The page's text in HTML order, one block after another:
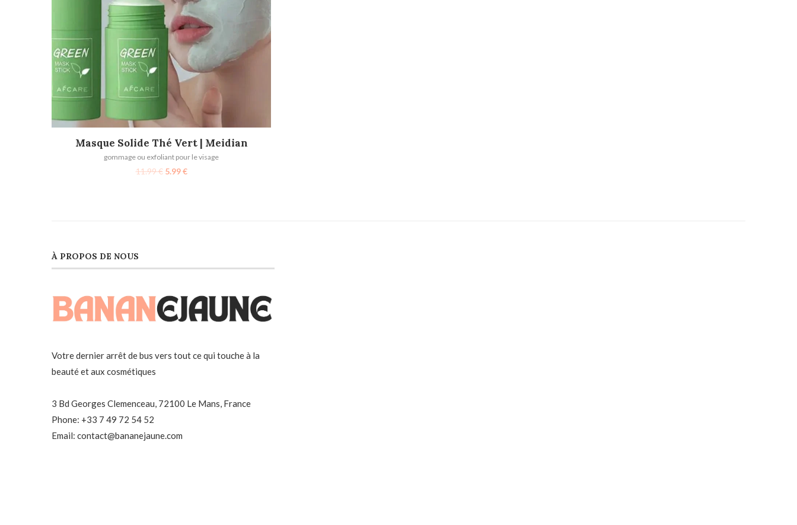
AJOUTER AU PANIER
Masque Solide Thé Vert | Meidian
gommage ou exfoliant pour le visage
11.99€ 5.99€
À PROPOS DE NOUS
Votre dernier arrêt de bus vers tout ce qui touche à la
beauté et aux cosmétiques
3 Bd Georges Clemenceau, 72100 Le Mans, France
Phone: +33 7 49 72 54 52
Email: contact@bananejaune.com